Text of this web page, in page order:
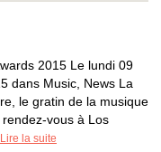
2015 Le lundi 09
dans Music, News La
le gratin de la musique
vous à Los
Lire la suite